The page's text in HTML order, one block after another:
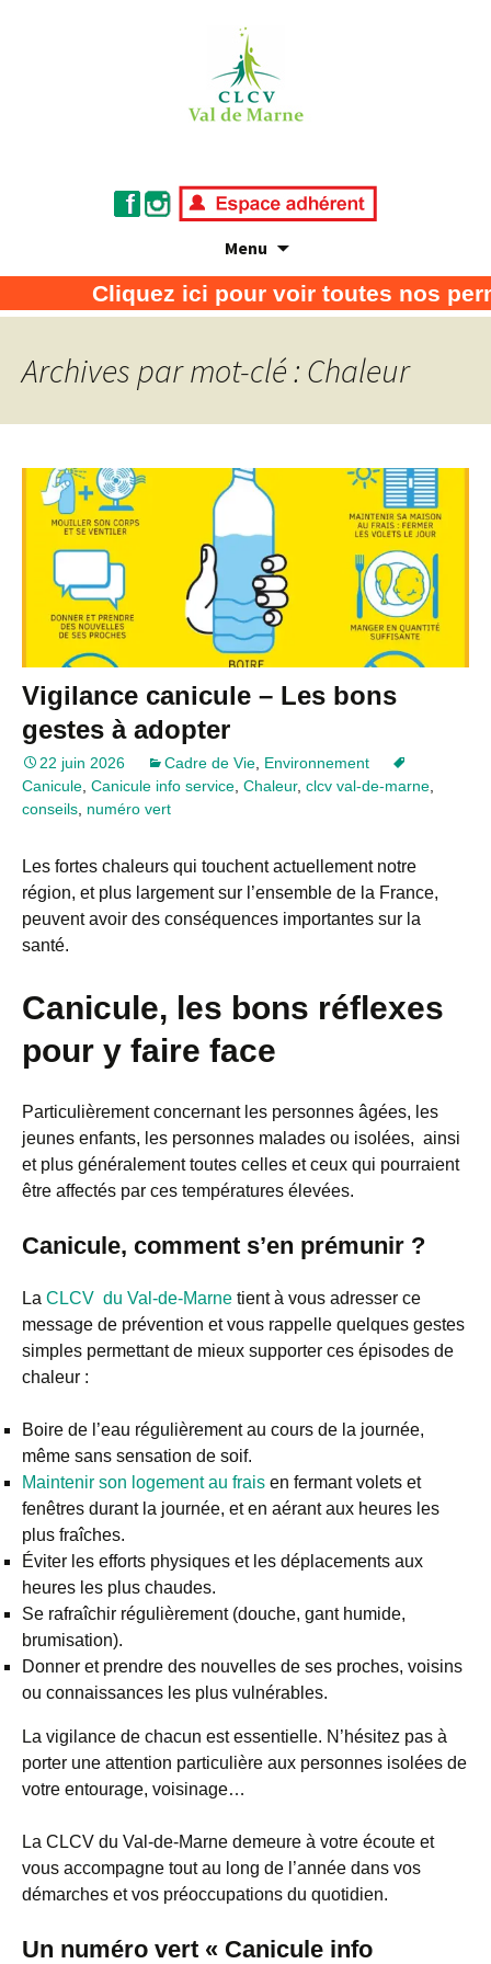
Menu
CLCV Val de Marne
Association de défense des consommateurs
et usagers
Cliquez ici pour voir toutes nos
Archives par mot-clé : Chaleur
Vigilance canicule – Les bons
gestes à adopter
22 juin 2026 Cadre de Vie, Environnement
Canicule, Canicule info service, Chaleur, clcv val-de-marne,
conseils, numéro vert
Les fortes chaleurs qui touchent actuellement notre
région, et plus largement sur l’ensemble de la France,
peuvent avoir des conséquences importantes sur la
santé.
Canicule, les bons réflexes
pour y faire face
Particulièrement concernant les personnes âgées, les
jeunes enfants, les personnes malades ou isolées, ainsi
et plus généralement toutes celles et ceux qui pourraient
être affectés par ces températures élevées.
Canicule, comment s’en prémunir ?
La CLCV du Val-de-Marne tient à vous adresser ce
message de prévention et vous rappelle quelques gestes
simples permettant de mieux supporter ces épisodes de
chaleur :
Boire de l’eau régulièrement au cours de la journée,
même sans sensation de soif.
Maintenir son logement au frais en fermant volets et
fenêtres durant la journée, et en aérant aux heures les
plus fraîches.
Éviter les efforts physiques et les déplacements aux
heures les plus chaudes.
Se rafraîchir régulièrement (douche, gant humide,
brumisation).
Donner et prendre des nouvelles de ses proches, voisins
ou connaissances les plus vulnérables.
La vigilance de chacun est essentielle. N’hésitez pas à
porter une attention particulière aux personnes isolées de
votre entourage, voisinage…
La CLCV du Val-de-Marne demeure à votre écoute et
vous accompagne tout au long de l’année dans vos
démarches et vos préoccupations du quotidien.
Un numéro vert « Canicule info